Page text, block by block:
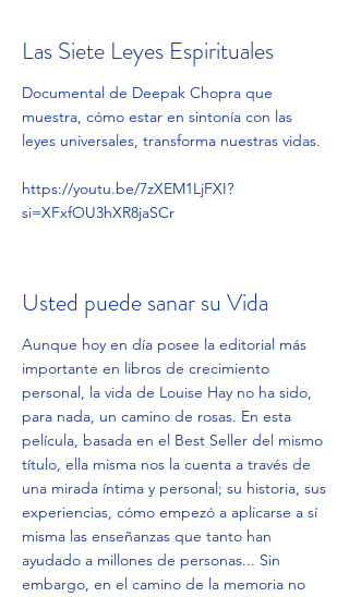
Las Siete Leyes Espirituales
Documental de Deepak Chopra que
muestra, cómo estar en sintonía con las
leyes universales, transforma nuestras vidas.
https://youtu.be/7zXEM1LjFXI?
si=XFxfOU3hXR8jaSCr
Usted puede sanar su Vida
Aunque hoy en día posee la editorial más
importante en libros de crecimiento
personal, la vida de Louise Hay no ha sido,
para nada, un camino de rosas. En esta
película, basada en el Best Seller del mismo
título, ella misma nos la cuenta a través de
una mirada íntima y personal; su historia, sus
experiencias, cómo empezó a aplicarse a sí
misma las enseñanzas que tanto han
ayudado a millones de personas... Sin
embargo, en el camino de la memoria no